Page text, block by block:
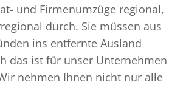
und Firmenumzüge regional,
durch. Sie müssen aus
ins entfernte Ausland
das ist für unser Unternehmen
nehmen Ihnen nicht nur alle